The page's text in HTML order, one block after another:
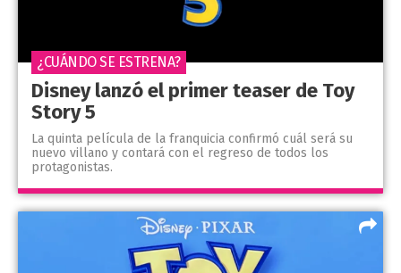
Disney lanzó el primer teaser de Toy
Story 5
La quinta película de la franquicia confirmó cuál será su
nuevo villano y contará con el regreso de todos los
protagonistas.
¿CUÁNDO SE ESTRENA?